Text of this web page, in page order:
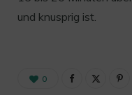
und knusprig ist.
0